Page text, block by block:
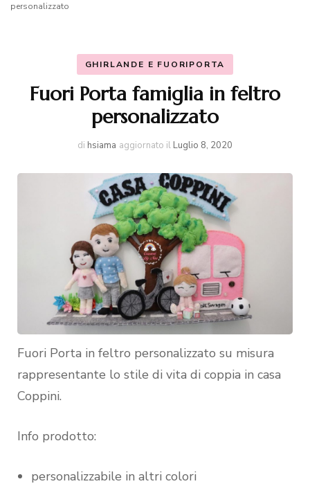
personalizzato
GHIRLANDE E FUORIPORTA
Fuori Porta famiglia in feltro
personalizzato
di hsiama aggiornato il Luglio 8, 2020
Fuori Porta in feltro personalizzato su misura
rappresentante lo stile di vita di coppia in casa
Coppini.
Info prodotto:
personalizzabile in altri colori